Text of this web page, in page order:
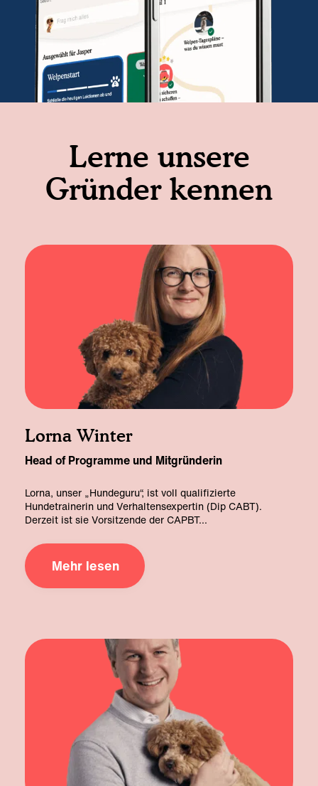
Lerne unsere
Gründer kennen
Lorna Winter
Head of Programme und Mitgründerin
Lorna, unser „Hundeguru“, ist voll qualifizierte
Hundetrainerin und Verhaltensexpertin (Dip CABT).
Derzeit ist sie Vorsitzende der CAPBT...
Mehr lesen